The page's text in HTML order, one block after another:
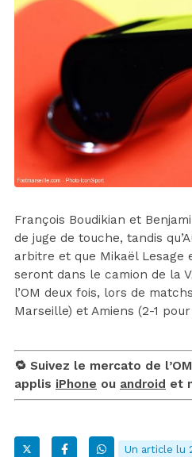
François Boudikian et
de juge de touche, tandis
arbitre et que Mikaël Lesage
seront dans le camion de la
l’OM deux fois, lors de
Marseille) et Amiens (2-1
🔁 Suivez le mercato de
applis iPhone ou android et
Un article lu